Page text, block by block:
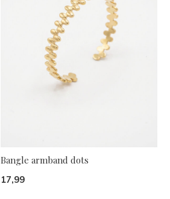
Bangle armband dots
17,99